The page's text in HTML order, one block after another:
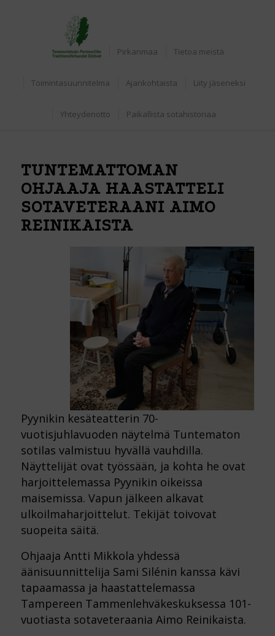
Pirkanmaa Tietoa meistä
Toimintasuunnitelma Ajankohtaista Liity jäseneksi
Yhteydenotto Paikallista sotahistoriaa
TUNTEMATTOMAN
OHJAAJA HAASTATTELI
SOTAVETERAANI AIMO
REINIKAISTA
Pyynikin kesäteatterin 70-
vuotisjuhlavuoden näytelmä Tuntematon
sotilas valmistuu hyvällä vauhdilla.
Näyttelijät ovat työssään, ja kohta he ovat
harjoittelemassa Pyynikin oikeissa
maisemissa. Vapun jälkeen alkavat
ulkoilmaharjoittelut. Tekijät toivovat
suopeita säitä.
Ohjaaja Antti Mikkola yhdessä
äänisuunnittelija Sami Silénin kanssa kävi
tapaamassa ja haastattelemassa
Tampereen Tammenlehväkeskuksessa 101-
vuotiasta sotaveteraania Aimo Reinikaista.